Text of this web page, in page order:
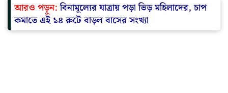
আরও পড়ুন:বিনামূল্যের যাত্রায় পড়া ভিড় মহিলাদের, চাপ
কমাতে এই ১৪ রুটে বাড়ল বাসের সংখ্যা